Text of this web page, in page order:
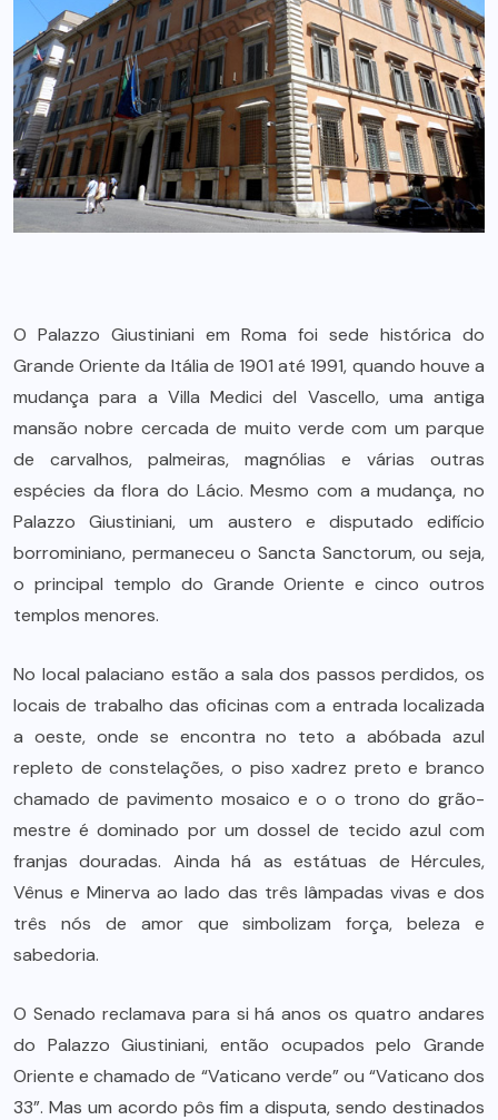
O Palazzo Giustiniani em Roma foi sede histórica do
Grande Oriente da Itália de 1901 até 1991, quando houve a
mudança para a Villa Medici del Vascello, uma antiga
mansão nobre cercada de muito verde com um parque
de carvalhos, palmeiras, magnólias e várias outras
espécies da flora do Lácio. Mesmo com a mudança, no
Palazzo Giustiniani, um austero e disputado edifício
borrominiano, permaneceu o Sancta Sanctorum, ou seja,
o principal templo do Grande Oriente e cinco outros
templos menores.
No local palaciano estão a sala dos passos perdidos, os
locais de trabalho das oficinas com a entrada localizada
a oeste, onde se encontra no teto a abóbada azul
repleto de constelações, o piso xadrez preto e branco
chamado de pavimento mosaico e o o trono do grão-
mestre é dominado por um dossel de tecido azul com
franjas douradas. Ainda há as estátuas de Hércules,
Vênus e Minerva ao lado das três lâmpadas vivas e dos
três nós de amor que simbolizam força, beleza e
sabedoria.
O Senado reclamava para si há anos os quatro andares
do Palazzo Giustiniani, então ocupados pelo Grande
Oriente e chamado de “Vaticano verde” ou “Vaticano dos
33”. Mas um acordo pôs fim a disputa, sendo destinados